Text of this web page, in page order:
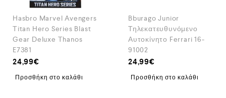
Hasbro Marvel Avengers
Titan Hero Series Blast
Gear Deluxe Thanos
E7381
24,99€
Προσθήκη στο καλάθι
Bburago Junior
Τηλεκατευθυνόμενο
Αυτοκίνητο Ferrari 16-
91002
24,99€
Προσθήκη στο καλάθι